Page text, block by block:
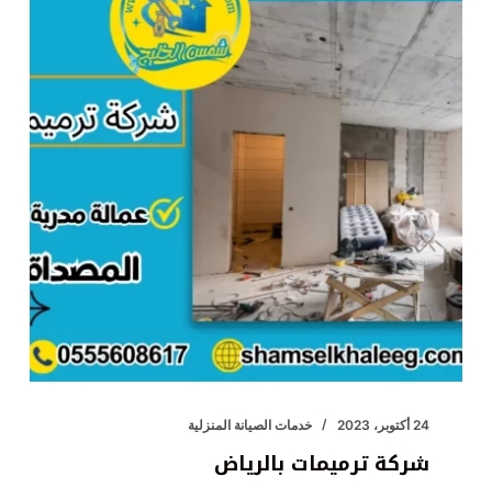
24 أكتوبر، 2023 خدمات الصيانة المنزلية
شركة ترميمات بالرياض